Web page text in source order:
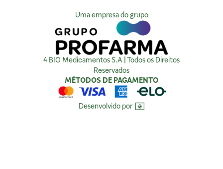
Como tratamos sua Privacidade
Compra Segura
Uma empresa do grupo
4 BIO Medicamentos S.A | Todos os Direitos
Reservados
MÉTODOS DE PAGAMENTO
Desenvolvido por